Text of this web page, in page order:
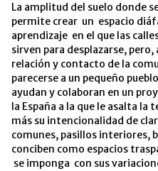
La amplitud del suelo donde
permite crear un espacio
aprendizaje en el que las
sirven para desplazarse,
relación y contacto de la
parecerse a un pequeño
ayudan y colaboran en un
la España a la que le asalta
más su intencionalidad de
comunes, pasillos interiores,
conciben como espacios
se imponga con sus